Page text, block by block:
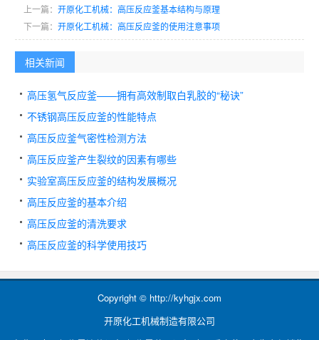
上一篇： 开原化工机械：高压反应釜基本结构与原理
下一篇： 开原化工机械：高压反应釜的使用注意事项
相关新闻
高压氢气反应釜——拥有高效制取白乳胶的“秘诀”
不锈钢高压反应釜的性能特点
高压反应釜气密性检测方法
高压反应釜产生裂纹的因素有哪些
实验室高压反应釜的结构发展概况
高压反应釜的基本介绍
高压反应釜的清洗要求
高压反应釜的科学使用技巧
Copyright © http://kyhgjx.com
开原化工机械制造有限公司